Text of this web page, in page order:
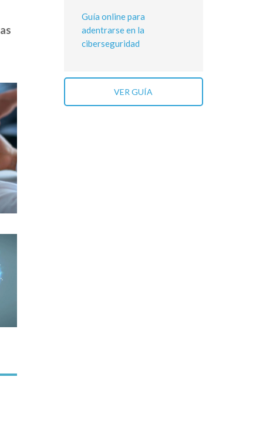
Guía online para
adentrarse en la
ciberseguridad
VER GUÍA